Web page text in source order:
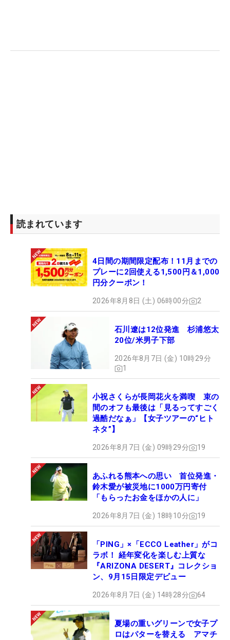
読まれています
4日間の期間限定配布！11月までの
プレーに2回使える1,500円＆1,000
円分クーポン！
2026年8月8日 (土) 06時00分 2
石川遼は12位発進 杉浦悠太
20位/米男子下部
2026年8月7日 (金) 10時29分
1
小祝さくらが長岡花火を満喫 束の
間のオフも最後は「見るってすごく
過酷だなぁ」【女子ツアーの“ヒト
ネタ”】
2026年8月7日 (金) 09時29分 19
あふれる熊本への思い 首位発進・
鈴木愛が被災地に1000万円寄付
「もらったお金をほかの人に」
2026年8月7日 (金) 18時10分 19
「PING」×「ECCO Leather」がコ
ラボ！ 経年変化を楽しむ上質な
『ARIZONA DESERT』コレクショ
ン、9月15日限定デビュー
2026年8月7日 (金) 14時28分 64
夏場の重いグリーンで女子プ
ロはパターを替える アマチ